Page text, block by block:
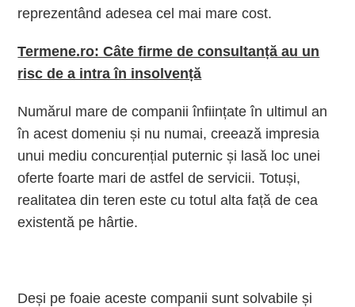
reprezentând adesea cel mai mare cost.
Termene.ro: Câte firme de consultanță au un
risc de a intra în insolvență
Numărul mare de companii înființate în ultimul an
în acest domeniu și nu numai, creează impresia
unui mediu concurențial puternic și lasă loc unei
oferte foarte mari de astfel de servicii. Totuși,
realitatea din teren este cu totul alta față de cea
existentă pe hârtie.
Deși pe foaie aceste companii sunt solvabile și